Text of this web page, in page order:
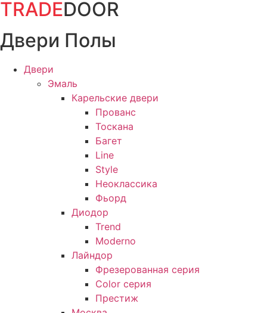
Перейти
содержимому
TRADEDOOR
Двери Полы
Двери
Эмаль
Карельские двери
Прованc
Тоскана
Багет
Line
Style
Неоклассика
Фьорд
Диодор
Trend
Moderno
Лайндор
Фрезерованная серия
Color серия
Престиж